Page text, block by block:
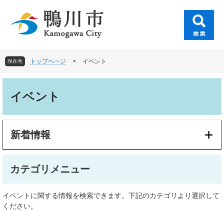
頭
で
す
飛
ば
し
へ
現在地 トップページ > イベント
イベント
新着情報
カテゴリメニュー
イベントに関する情報を検索できます。下記のカテゴリより選択して
ください。